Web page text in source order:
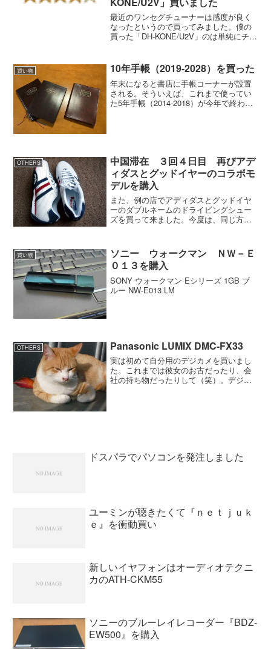
最近のワンセグチューナーは感度が良く
なったというので買ってみました。僕の
買った「DH-KONE/U2V」のは単純にチュ
ＧＢのメモリが付いています。使ってみ
て...
買い物 10年手帳（2019-2028）を買った
年末になると書店に手帳コーナーが設置
される。そういえば、これまで使ってい
た5年手帳（2014-2018）が今年で終わる
OTHERS
中国滞在 ３回４日目 再びアデ
ィダスとグッドイヤーのコラボモ
デルを購入
また、例の店でアディダスとグッドイヤ
ーのダブルネームのドライビングシュー
ズを買って来ました。今度は、同じ方の
使われていましたが、その部分がスウェ
ードやレザーになっていま...
買い物
ソニー ウォークマン ＮＷ－Ｅ
０１３を購入
SONY ウォークマン Eシリーズ 1GB ブ
ルー NW-E013 LM
OTHERS Panasonic LUMIX DMC-FX33
実は初めて自分用のデジカメを買いまし
た。これまでは彼女のお古だったり、会
社の持ち物だったりして（笑）。デジカ
ドスパラでパソコンを発注しました
ユーミンが聴きたくて『ｎｅｔｊｕｋ
ｅ』を衝動買い
新しいイヤフォンはオーディオテクニ
カのATH-CKM55
ソニーのブルーレイレコーダー『BDZ-
EW500』を購入